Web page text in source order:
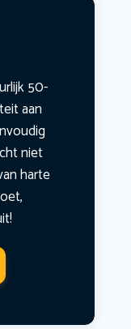
50-
aan
niet
harte